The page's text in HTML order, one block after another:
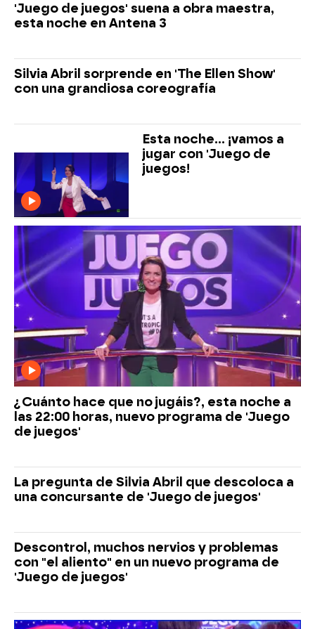
'Juego de juegos' suena a obra maestra,
esta noche en Antena 3
Silvia Abril sorprende en 'The Ellen Show'
con una grandiosa coreografía
Esta noche... ¡vamos a
jugar con 'Juego de
juegos!
¿Cuánto hace que no jugáis?, esta noche a
las 22:00 horas, nuevo programa de 'Juego
de juegos'
La pregunta de Silvia Abril que descoloca a
una concursante de 'Juego de juegos'
Descontrol, muchos nervios y problemas
con "el aliento" en un nuevo programa de
'Juego de juegos'